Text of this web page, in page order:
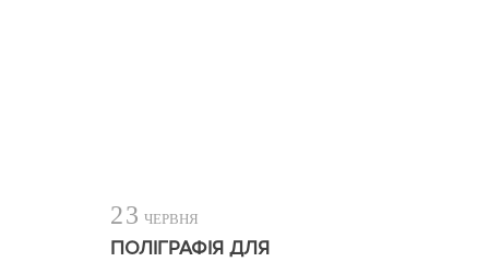
23 ЧЕРВНЯ
ПОЛІГРАФІЯ ДЛЯ